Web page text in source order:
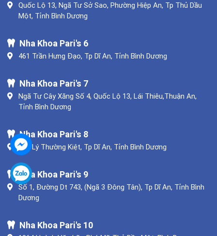
Quốc Lộ 13, Ngã Tư Sở Sao, Phường Hiệp An, Tp Thủ Dầu
Một, Tỉnh Bình Dương
Nha Khoa Pari's 6
461 Trần Hưng Đạo, Tp Dĩ An, Tỉnh Bình Dương
Nha Khoa Pari's 7
Ngã Tư Cây Xăng Số 4, Quốc Lộ 13, Lái Thiêu,Thuận An,
Tỉnh Bình Dương
Nha Khoa Pari's 8
357 Lý Thường Kiệt, Tp Dĩ An, Tỉnh Bình Dương
Nha Khoa Pari's 9
Số 1, Đường Dt 743, (Ngã 3 Đông Tân), Tp Dĩ An, Tỉnh Bình
Dương
Nha Khoa Pari's 10